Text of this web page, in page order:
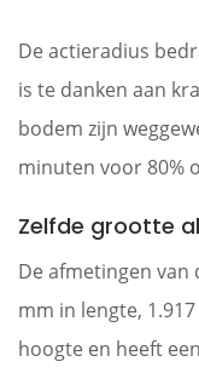
De actieradius
is te danken aan
bodem zijn
minuten voor 80%
Zelfde grootte
De afmetingen van
mm in lengte,
hoogte en heeft